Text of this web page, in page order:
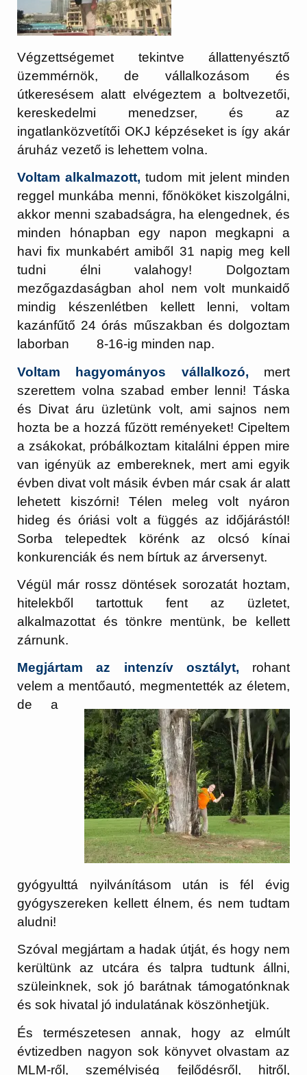
Végzettségemet tekintve állattenyésztő
üzemmérnök, de vállalkozásom és
útkeresésem alatt elvégeztem a boltvezetői,
kereskedelmi menedzser, és az
ingatlanközvetítői OKJ képzéseket is így akár
áruház vezető is lehettem volna.
Voltam alkalmazott, tudom mit jelent minden
reggel munkába menni, főnököket kiszolgálni,
akkor menni szabadságra, ha elengednek, és
minden hónapban egy napon megkapni a
havi fix munkabért amiből 31 napig meg kell
tudni élni valahogy! Dolgoztam
mezőgazdaságban ahol nem volt munkaidő
mindig készenlétben kellett lenni, voltam
kazánfűtő 24 órás műszakban és dolgoztam
laborban 8-16-ig minden nap.
Voltam hagyományos vállalkozó, mert
szerettem volna szabad ember lenni! Táska
és Divat áru üzletünk volt, ami sajnos nem
hozta be a hozzá fűzött reményeket! Cipeltem
a zsákokat, próbálkoztam kitalálni éppen mire
van igényük az embereknek, mert ami egyik
évben divat volt másik évben már csak ár alatt
lehetett kiszórni! Télen meleg volt nyáron
hideg és óriási volt a függés az időjárástól!
Sorba telepedtek körénk az olcsó kínai
konkurenciák és nem bírtuk az árversenyt.
Végül már rossz döntések sorozatát hoztam,
hitelekből tartottuk fent az üzletet,
alkalmazottat és tönkre mentünk, be kellett
zárnunk.
Megjártam az intenzív osztályt, rohant
velem a mentőautó, megmentették az életem,
de a
gyógyulttá nyilvánításom után is fél évig
gyógyszereken kellett élnem, és nem tudtam
aludni!
Szóval megjártam a hadak útját, és hogy nem
kerültünk az utcára és talpra tudtunk állni,
szüleinknek, sok jó barátnak támogatónknak
és sok hivatal jó indulatának köszönhetjük.
És természetesen annak, hogy az elmúlt
évtizedben nagyon sok könyvet olvastam az
MLM-ről, személyiség fejlődésről, hitről,